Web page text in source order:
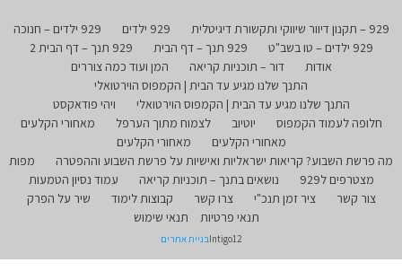
929 – תקנון דיוור שיווקי ותקשורת דיגיטלית 929 ילדים
929 ילדים – חנוכה
929 ילדים – טו בשב"ט
929 תנך – דף הבית
929 תנך – דף הבית 2
אודות
דור – תוכניות קריאה
המן ועוד כמה צוררים
התנך שלנו מגיע עד הבית | הקמפוס הוירטואלי
התנך שלנו מגיע עד הבית | הקמפוס הוירטואלי
ויהי פודאקסט
חלופה לעמוד הקמפוס
יוטיוב לצמוח מתוך הערפל
מאחורי הקלעים
מאחורי הקלעים
מאחורי הקלעים
מה פרשת השבוע? קריאות ישראליות ואישיות על פרשת השבוע וההפטרה
מפות
מצטרפים ל929
נושאים בתנך – תוכניות קריאה
עמוד נסיון הטמעות
צור קשר
ציר זמן תנכ"י צרו קשר קבוצות לימוד
שיר על הפרק
תנאי פרטיות
תנאי שימוש
Intigo12בניית אתרים